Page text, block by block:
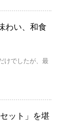
わい、和食
けでしたが、最
ット」を堪